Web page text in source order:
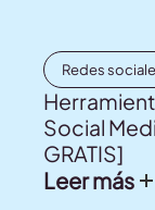
Redes
Social
GRATIS]
Leer más